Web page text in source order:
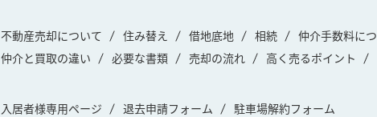
不動産売却について 住み替え 借地底地 相続 仲介手数料に
仲介と買取の違い
必要な書類 売却の流れ 高く売るポイント
入居者様専用ページ 退去申請フォーム 駐車場解約フォーム